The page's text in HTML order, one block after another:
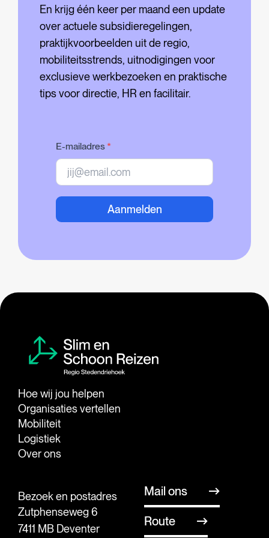
En krijg één keer per maand een update
over actuele subsidieregelingen,
praktijkvoorbeelden uit de regio,
mobiliteitsstrends, uitnodigingen voor
exclusieve werkbezoeken en praktische
tips voor directie, HR en facilitair.
E-mailadres*
Aanmelden
Hoe wij jou helpen
Organisaties vertellen
Mobiliteit
Logistiek
Over ons
Bezoek en postadres
Zutphenseweg 6
7411 MB Deventer
Mail ons
Route